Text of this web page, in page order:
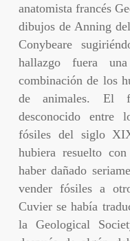
anatomista francés
dibujos de Anning
Conybeare
hallazgo fuera
combinación de los
de animales. El
desconocido entre
fósiles del siglo
hubiera resuelto
haber dañado
vender fósiles a
Cuvier se había
la Geological